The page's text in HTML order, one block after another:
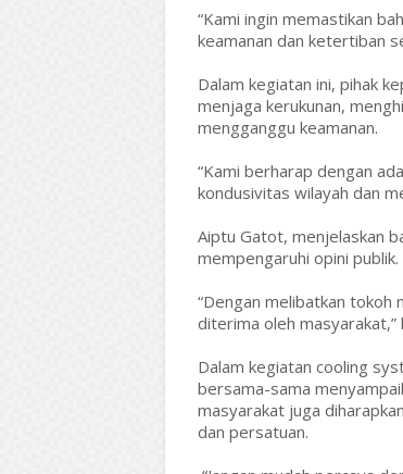
“Kami ingin memastikan
keamanan dan ketertiban
Dalam kegiatan ini, pihak
menjaga kerukunan,
mengganggu keamanan.
“Kami berharap dengan
kondusivitas wilayah dan
Aiptu Gatot, menjelaskan
mempengaruhi opini publik.
“Dengan melibatkan tokoh
diterima oleh
Dalam kegiatan cooling
bersama-sama
masyarakat juga
dan persatuan.